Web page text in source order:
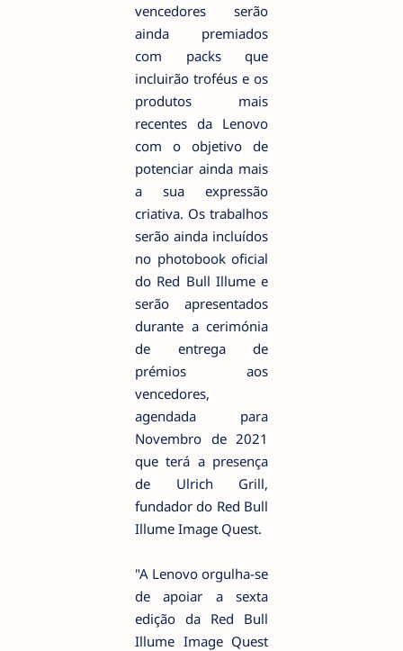
vencedores serão
ainda premiados
com packs que
incluirão troféus e os
produtos mais
recentes da Lenovo
com o objetivo de
potenciar ainda mais
a sua expressão
criativa. Os trabalhos
serão ainda incluídos
no photobook oficial
do Red Bull Illume e
serão apresentados
durante a cerimónia
de entrega de
prémios aos
vencedores,
agendada para
Novembro de 2021
que terá a presença
de Ulrich Grill,
fundador do Red Bull
Illume Image Quest.
"A Lenovo orgulha-se
de apoiar a sexta
edição da Red Bull
Illume Image Quest